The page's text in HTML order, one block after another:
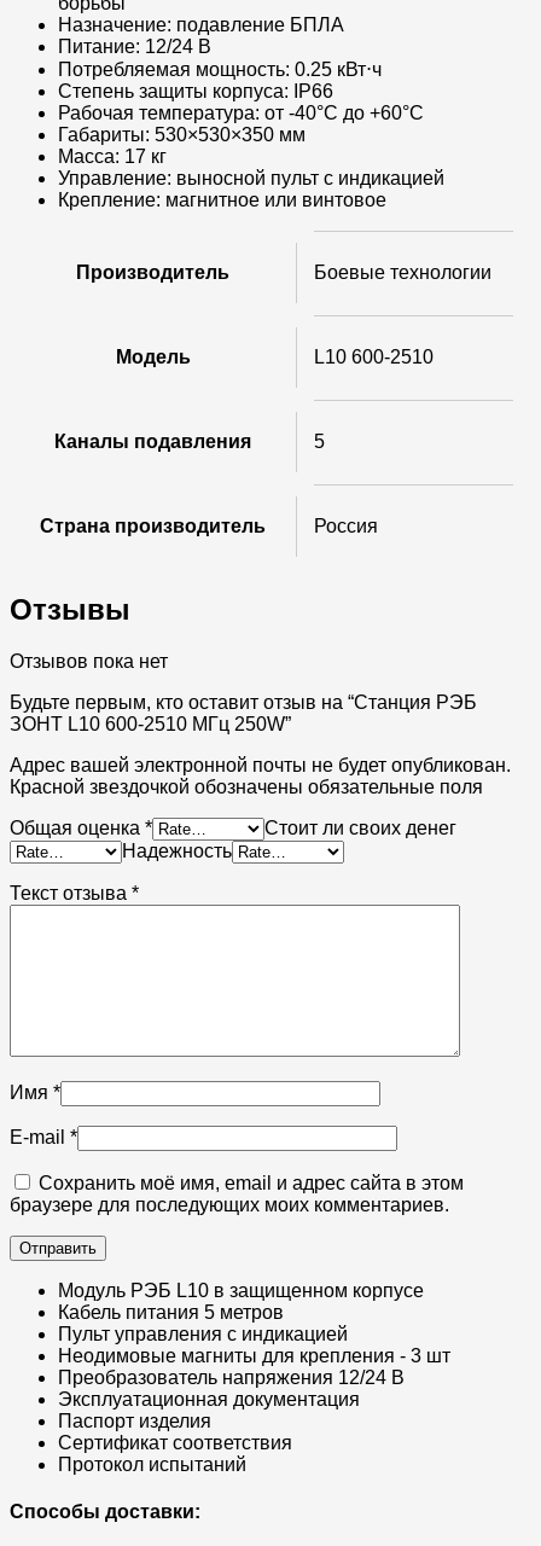
Назначение: подавление БПЛА
Питание: 12/24 В
Потребляемая мощность: 0.25 кВт⋅ч
Степень защиты корпуса: IP66
Рабочая температура: от -40°C до +60°C
Габариты: 530×530×350 мм
Масса: 17 кг
Управление: выносной пульт с индикацией
Крепление: магнитное или винтовое
Производитель Боевые технологии
Модель L10 600-2510
Каналы подавления 5
Страна производитель Россия
Отзывы
Отзывов пока нет
Будьте первым, кто оставит отзыв на “Станция РЭБ
ЗОНТ L10 600-2510 МГц 250W”
Адрес вашей электронной почты не будет опубликован.
Красной звездочкой обозначены обязательные поля
Общая оценка *
Стоит ли своих денег
Надежность
Текст отзыва *
Имя *
E-mail *
Сохранить моё имя, email и адрес сайта в этом
браузере для последующих моих комментариев.
Модуль РЭБ L10 в защищенном корпусе
Кабель питания 5 метров
Пульт управления с индикацией
Неодимовые магниты для крепления - 3 шт
Преобразователь напряжения 12/24 В
Эксплуатационная документация
Паспорт изделия
Сертификат соответствия
Протокол испытаний
Способы доставки: